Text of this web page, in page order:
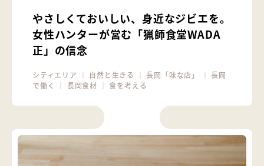
やさしくておいしい、身近なジビエを。
女性ハンターが営む「猟師食堂WADA
正」の信念
シティエリア 自然と生きる ｜長岡「味な店」 ｜長岡
で働く
長岡食材 ｜食を考える